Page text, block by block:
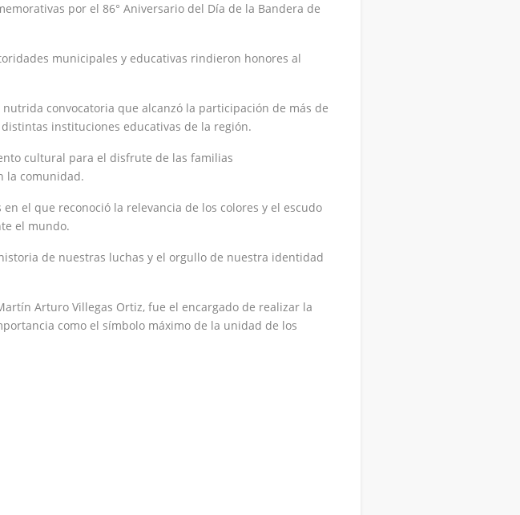
por el 86° Aniversario del Día de la Bandera de
municipales y educativas rindieron honores al
convocatoria que alcanzó la participación de más de
instituciones educativas de la región.
cultural para el disfrute de las familias
la comunidad.
el que reconoció la relevancia de los colores y el escudo
el mundo.
de nuestras luchas y el orgullo de nuestra identidad
Arturo Villegas Ortiz, fue el encargado de realizar la
como el símbolo máximo de la unidad de los